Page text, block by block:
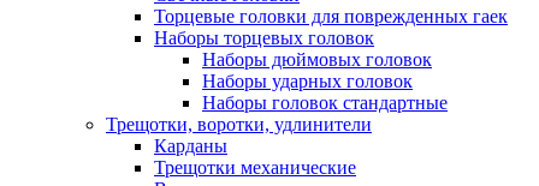
Торцевые головки для поврежденных гаек
Наборы торцевых головок
Наборы дюймовых головок
Наборы ударных головок
Наборы головок стандартные
Трещотки, воротки, удлинители
Карданы
Трещотки механические